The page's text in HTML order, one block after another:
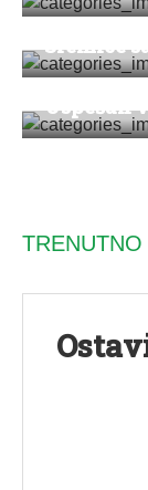
Sremice
SPORT
Uspešan